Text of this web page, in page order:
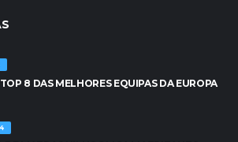
8 DAS MELHORES EQUIPAS DA EUROPA